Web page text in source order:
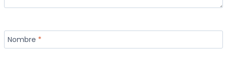
Nombre *